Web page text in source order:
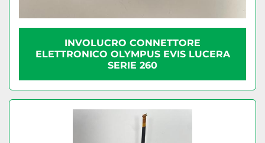
INVOLUCRO CONNETTORE
ELETTRONICO OLYMPUS EVIS LUCERA
SERIE 260